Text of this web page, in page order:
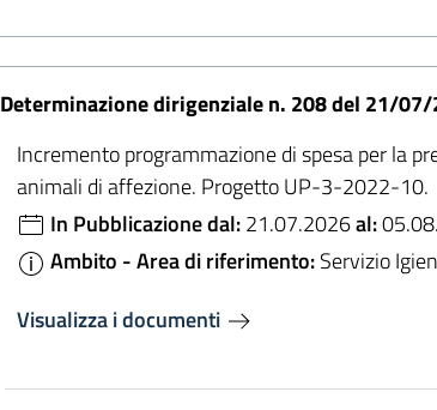
Determinazione dirigenziale n. 208 del 21/
Incremento programmazione di spesa per la
animali di affezione. Progetto UP-3-2022-10.
In Pubblicazione dal:21.07.2026al:
Ambito - Area di riferimento:Servizio
Visualizza i documenti